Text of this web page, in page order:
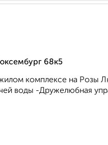
68к5
жилом комплексе на
воды -Дружелюбная